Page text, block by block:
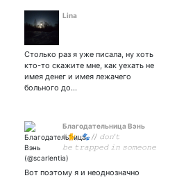
Lina
Столько раз я уже писала, ну хоть
кто-то скажите мне, как уехать не
имея денег и имея лежачего
больного до…
Благодательница Вэнь
#🐈;; 🐾 // 𝚍𝚘𝚗'𝚝
𝚋𝚎 𝚝𝚛𝚊𝚙𝚙𝚎𝚍 𝚒𝚗 𝚜𝚘𝚖𝚎𝚘𝚗𝚎
𝚎𝚕𝚜𝚎'𝚜 𝚍𝚛𝚎𝚊𝚖 // my
Вот поэтому я и неоднозначно